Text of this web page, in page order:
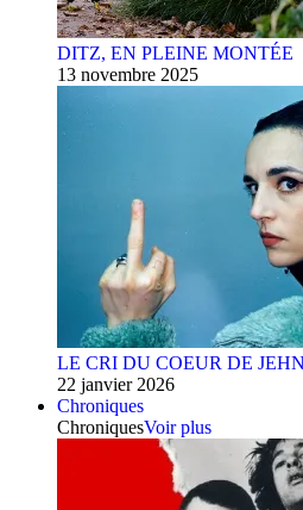
DITZ, EN PLEINE MONTÉE
13 novembre 2025
LE CRI DU COEUR DE
22 janvier 2026
Chroniques
ChroniquesVoir plus